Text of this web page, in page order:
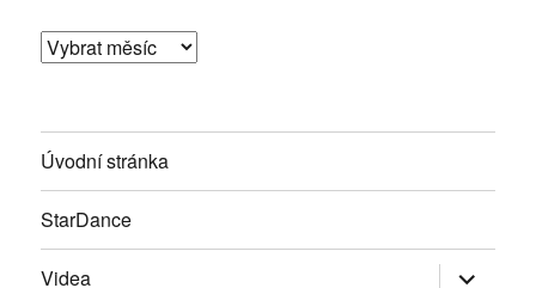
Archivy
Úvodní stránka
StarDance
Videa Zobrazit